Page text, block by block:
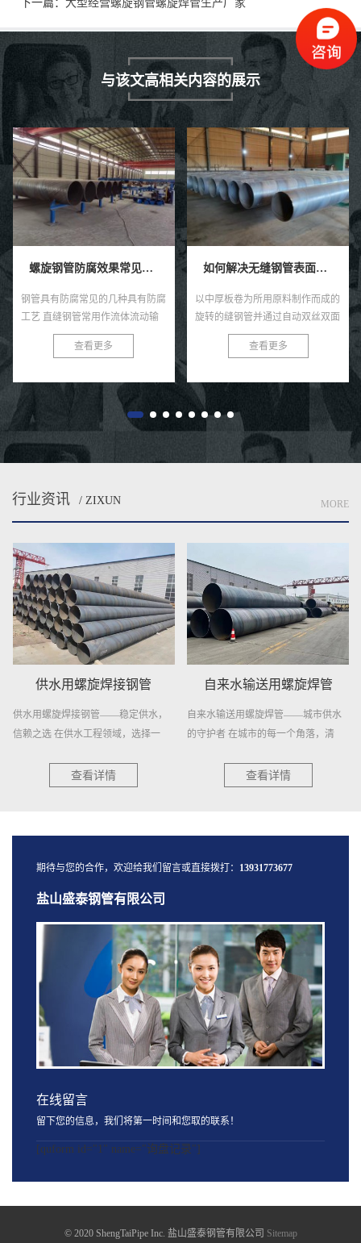
下一篇： 大型经营螺旋钢管螺旋焊管生产厂家
与该文高相关内容的展示
螺旋钢管防腐效果常见的四种具有防腐工艺技术。
钢管具有防腐常见的几种具有防腐
工艺 直缝钢管常用作流体流动输
送和其他气体高质量人才，管道系
统经常需要更多埋地、水下或者权
查看更多
如何解决无缝钢管表面感觉的褐色锈点？
以中厚板卷为所用原料制作而成的
旋转的缝钢管并通过自动双丝双面
焊条电弧焊压制成型而成的就是螺
旋焊管啦，直缝焊管将热轧扔进点
后...
查看更多
行业资讯 / ZIXUN MORE
供水用螺旋焊接钢管
供水用螺旋焊接钢管——稳定供水，
信赖之选 在供水工程领域，选择一
查看详情
自来水输送用螺旋焊管
自来水输送用螺旋焊管——城市供水
的守护者 在城市的每一个角落，清
查看详情
期待与您的合作，欢迎给我们留言或直接拨打： 13931773677
盐山盛泰钢管有限公司
在线留言
留下您的信息，我们将第一时间和您取的联系！
[quform id="1" name="询盘记录"]
© 2020 ShengTaiPipe Inc. 盐山盛泰钢管有限公司 Sitemap